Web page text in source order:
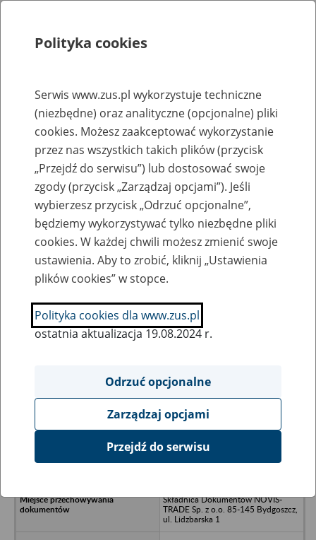
Rejestry, ewidencje i archiwa
Baza zlikwidowanych lub
przekształconych zakładów pracy
Nazwa zakładu pracy:
SZUKAJ
Ukryj wszystkie pozycje bazy
Dom i Styl SP. z o.o. - Bydgoszcz, ul.
Składnica Dokumentów NOVIS-
TRADE Sp. z o.o. 85-145 Bydgoszcz,
ul. Lidzbarska 1
Polityka cookies
Serwis www.zus.pl wykorzystuje techniczne
(niezbędne) oraz analityczne (opcjonalne) pliki
cookies. Możesz zaakceptować wykorzystanie
przez nas wszystkich takich plików (przycisk
„Przejdź do serwisu”) lub dostosować swoje
zgody (przycisk „Zarządzaj opcjami”). Jeśli
wybierzesz przycisk „Odrzuć opcjonalne”,
będziemy wykorzystywać tylko niezbędne pliki
cookies. W każdej chwili możesz zmienić swoje
ustawienia. Aby to zrobić, kliknij „Ustawienia
plików cookies” w stopce.
Polityka cookies dla www.zus.pl
ostatnia aktualizacja 19.08.2024 r.
Odrzuć opcjonalne
Zarządzaj opcjami
Przejdź do serwisu